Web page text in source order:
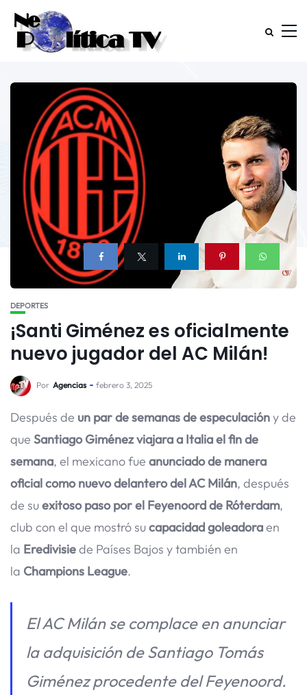
DEPORTES
¡Santi Giménez es oficialmente
nuevo jugador del AC Milán!
Por Agencias febrero 3, 2025
Después de un par de semanas de especulacióny de
que Santiago Giménez viajara a Italia el fin de
semana, el mexicano fue anunciado de manera
oficial como nuevo delantero del AC Milán, después
de suexitoso paso por el Feyenoord de Róterdam,
club con el que mostró sucapacidad goleadoraen
la Eredivisiede Países Bajos y también en
la Champions League.
El AC Milán se complace en anunciar
la adquisición de Santiago Tomás
Giménez procedente del Feyenoord.